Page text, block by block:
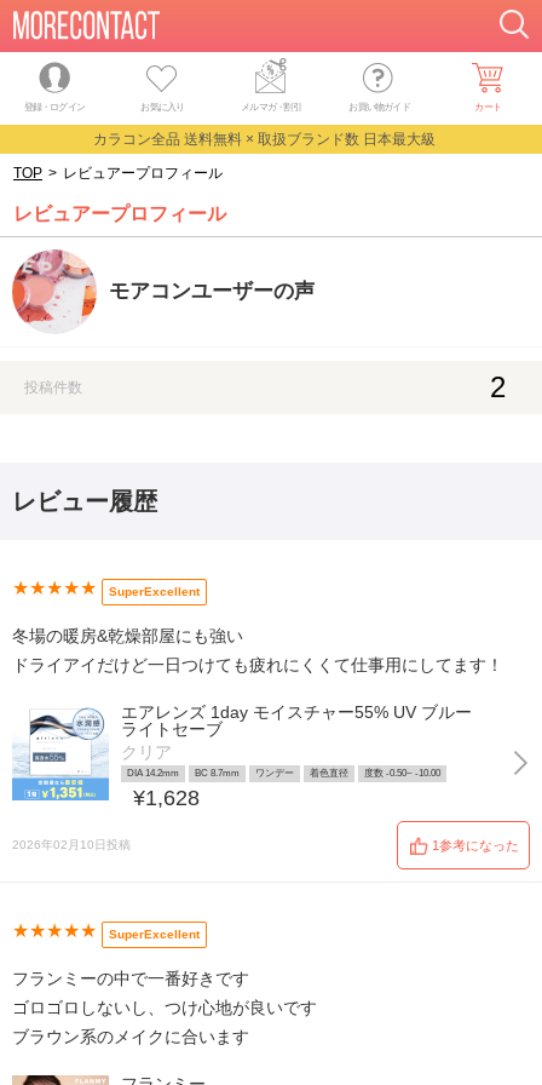
登録・ログイン お気に入り メルマガ・割引 お買い物ガイド カート
カラコン全品 送料無料 × 取扱ブランド数 日本最大級
TOP > レビュアープロフィール
レビュアープロフィール
モアコンユーザーの声
投稿件数 2
レビュー履歴
★★★★★ SuperExcellent
冬場の暖房&乾燥部屋にも強い
ドライアイだけど一日つけても疲れにくくて仕事用にしてます！
エアレンズ 1day モイスチャー55% UV ブルー
ライトセーブ
クリア
DIA 14.2mm BC 8.7mm ワンデー 着色直径 度数 -0.50~ -10.00
¥1,628
2026年02月10日投稿 1参考になった
★★★★★ SuperExcellent
フランミーの中で一番好きです
ゴロゴロしないし、つけ心地が良いです
ブラウン系のメイクに合います